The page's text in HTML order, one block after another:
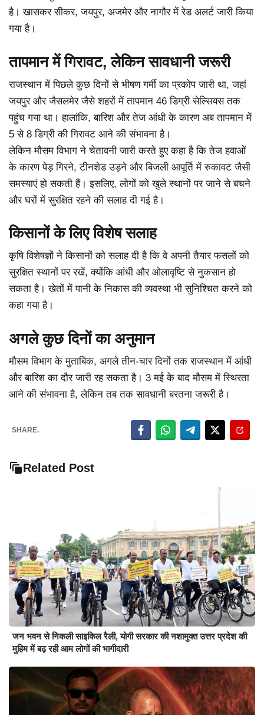
है। खासकर सीकर, जयपुर, अजमेर और नागौर में रेड अलर्ट जारी किया
गया है।
तापमान में गिरावट, लेकिन सावधानी जरूरी
राजस्थान में पिछले कुछ दिनों से भीषण गर्मी का प्रकोप जारी था, जहां
जयपुर और जैसलमेर जैसे शहरों में तापमान 46 डिग्री सेल्सियस तक
पहुंच गया था। हालांकि, बारिश और तेज आंधी के कारण अब तापमान में
5 से 8 डिग्री की गिरावट आने की संभावना है।
लेकिन मौसम विभाग ने चेतावनी जारी करते हुए कहा है कि तेज हवाओं
के कारण पेड़ गिरने, टीनशेड उड़ने और बिजली आपूर्ति में रुकावट जैसी
समस्याएं हो सकती हैं। इसलिए, लोगों को खुले स्थानों पर जाने से बचने
और घरों में सुरक्षित रहने की सलाह दी गई है।
किसानों के लिए विशेष सलाह
कृषि विशेषज्ञों ने किसानों को सलाह दी है कि वे अपनी तैयार फसलों को
सुरक्षित स्थानों पर रखें, क्योंकि आंधी और ओलावृष्टि से नुकसान हो
सकता है। खेतों में पानी के निकास की व्यवस्था भी सुनिश्चित करने को
कहा गया है।
अगले कुछ दिनों का अनुमान
मौसम विभाग के मुताबिक, अगले तीन-चार दिनों तक राजस्थान में आंधी
और बारिश का दौर जारी रह सकता है। 3 मई के बाद मौसम में स्थिरता
आने की संभावना है, लेकिन तब तक सावधानी बरतना जरूरी है।
SHARE.
Related Post
जन भवन से निकली साइकिल रैली, योगी सरकार की नशामुक्त उत्तर प्रदेश की
मुहिम में बढ़ रही आम लोगों की भागीदारी